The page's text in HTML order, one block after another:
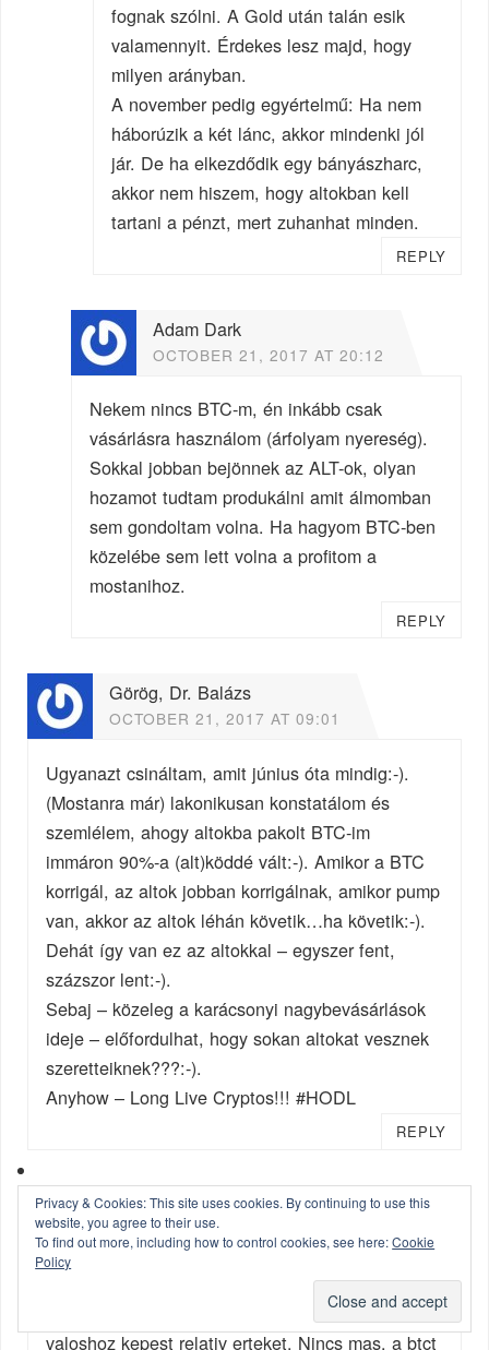
fognak szólni. A Gold után talán esik
valamennyit. Érdekes lesz majd, hogy
milyen arányban.
A november pedig egyértelmű: Ha nem
háborúzik a két lánc, akkor mindenki jól
jár. De ha elkezdődik egy bányászharc,
akkor nem hiszem, hogy altokban kell
tartani a pénzt, mert zuhanhat minden.
REPLY
Adam Dark
OCTOBER 21, 2017 AT 20:12
Nekem nincs BTC-m, én inkább csak
vásárlásra használom (árfolyam nyereség).
Sokkal jobban bejönnek az ALT-ok, olyan
hozamot tudtam produkálni amit álmomban
sem gondoltam volna. Ha hagyom BTC-ben
közelébe sem lett volna a profitom a
mostanihoz.
REPLY
Görög, Dr. Balázs
OCTOBER 21, 2017 AT 09:01
Ugyanazt csináltam, amit június óta mindig:-).
(Mostanra már) lakonikusan konstatálom és
szemlélem, ahogy altokba pakolt BTC-im
immáron 90%-a (alt)köddé vált:-). Amikor a BTC
korrigál, az altok jobban korrigálnak, amikor pump
van, akkor az altok léhán követik…ha követik:-).
Dehát így van ez az altokkal – egyszer fent,
százszor lent:-).
Sebaj – közeleg a karácsonyi nagybevásárlások
ideje – előfordulhat, hogy sokan altokat vesznek
szeretteiknek???:-).
Anyhow – Long Live Cryptos!!! #HODL
REPLY
Berci
OCTOBER 21, 2017 AT 10:28
Abbol tud lenni igazan buborek, aminek nem
lehet vagy nagyon nehez beloni a valos vagy
valoshoz kepest relativ erteket. Nincs mas, a btct
Privacy & Cookies: This site uses cookies. By continuing to use this
website, you agree to their use.
To find out more, including how to control cookies, see here:Cookie
Policy